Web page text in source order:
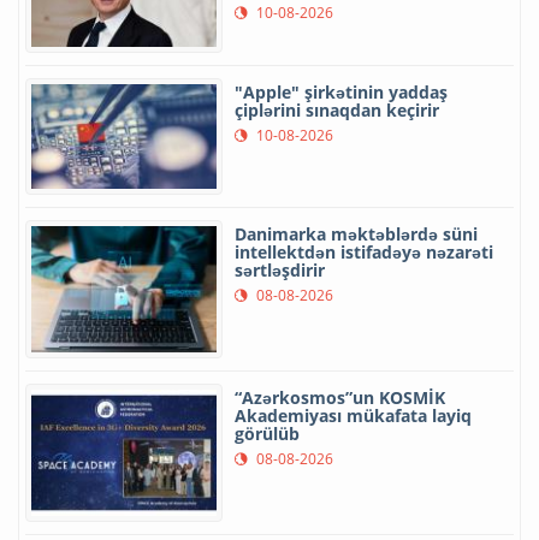
10-08-2026
"Apple" şirkətinin yaddaş
çiplərini sınaqdan keçirir
10-08-2026
Danimarka məktəblərdə süni
intellektdən istifadəyə nəzarəti
sərtləşdirir
08-08-2026
“Azərkosmos”un KOSMİK
Akademiyası mükafata layiq
görülüb
08-08-2026